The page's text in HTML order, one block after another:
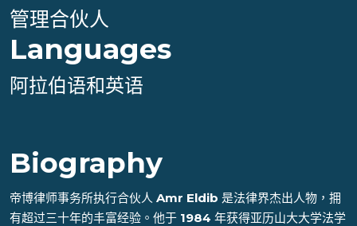
管理合伙人
Languages
阿拉伯语和英语
Biography
帝博律师事务所执行合伙人 Amr Eldib 是法律界杰出人物，拥
有超过三十年的丰富经验。他于 1984 年获得亚历山大大学法学